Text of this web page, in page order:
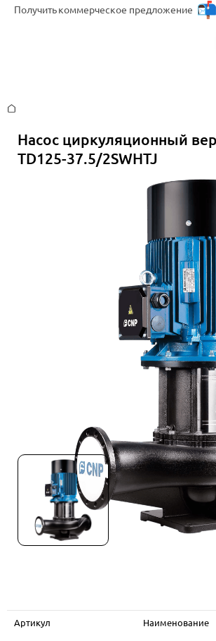
Получитькоммерческое предложение
Насос циркуляционный
TD125-37.5/2SWHTJ
Артикул Наименование